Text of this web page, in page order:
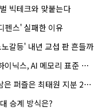
빅테크와 맞붙는다
펜스' 실패한 이유
갈등' 내년 교섭 판 흔들까
AI 메모리 표준 선점 나섰다
즐은 최태원 지분 29.4%
승계 방식은?